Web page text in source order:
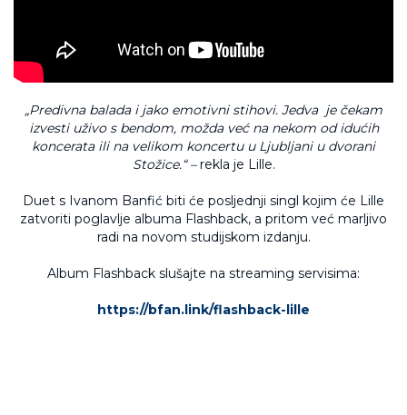
„Predivna balada i jako emotivni stihovi. Jedva je čekam
izvesti uživo s bendom, možda već na nekom od idućih
koncerata ili na velikom koncertu u Ljubljani u dvorani
Stožice.“ –rekla je Lille.
Duet s Ivanom Banfić biti će posljednji singl kojim će Lille
zatvoriti poglavlje albuma Flashback, a pritom već marljivo
radi na novom studijskom izdanju.
Album Flashback slušajte na streaming servisima:
https://bfan.link/flashback-lille